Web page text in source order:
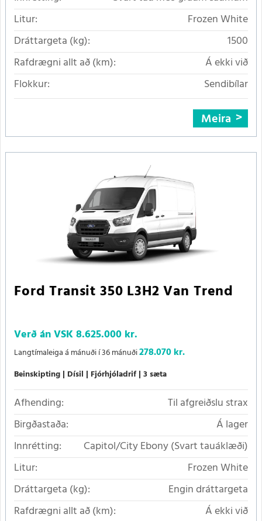
Litur:
Frozen White
Dráttargeta (kg):
1500
Rafdrægni allt að (km):
Á ekki við
Flokkur:
Sendibílar
Meira
Ford Transit 350 L3H2 Van Trend
Verð án VSK8.625.000 kr.
Langtímaleiga á mánuði í 36 mánuði278.070 kr.
Beinskipting Dísil Fjórhjóladrif 3 sæta
Afhending:
Til afgreiðslu strax
Birgðastaða:
Á lager
Innrétting:
Capitol/City Ebony (Svart tauáklæði)
Litur:
Frozen White
Dráttargeta (kg):
Engin dráttargeta
Rafdrægni allt að (km):
Á ekki við